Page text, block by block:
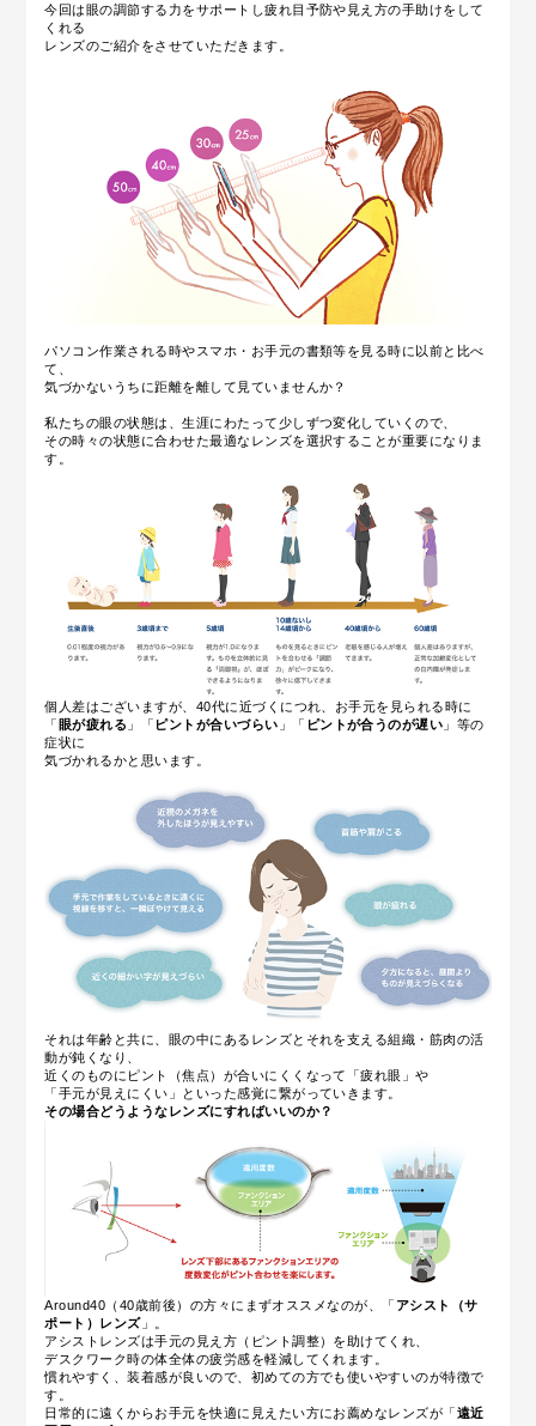
今回は眼の調節する力をサポートし疲れ目予防や見え方の手助けをして
くれる
レンズのご紹介をさせていただきます。
パソコン作業される時やスマホ・お手元の書類等を見る時に以前と比べ
て、
気づかないうちに距離を離して見ていませんか？
私たちの眼の状態は、生涯にわたって少しずつ変化していくので、
その時々の状態に合わせた最適なレンズを選択することが重要になりま
す。
個人差はございますが、40代に近づくにつれ、お手元を見られる時に
「 眼が疲れる 」「 ピントが合いづらい 」「 ピントが合うのが遅い 」等の
症状に
気づかれるかと思います。
それは年齢と共に、眼の中にある レンズとそれを支える組織・筋肉の活
動が鈍くなり、
近くのものにピント（焦点）が合いにくくなって「疲れ眼」や
「手元が見えにくい」といった感覚に繋がっていきます。
その場合どうようなレンズにすればいいのか？
Around40（40歳前後）の方々にまずオススメなのが、「 アシスト（サ
ポート）レンズ」。
アシストレンズは手元の見え方（ピント調整）を助けてくれ、
デスクワーク時の体全体の疲労感を軽減してくれます。
慣れやすく、装着感が良いので、初めての方でも使いやすいのが特徴で
す。
日常的に遠くからお手元を快適に見えたい方にお薦めなレンズが「遠近